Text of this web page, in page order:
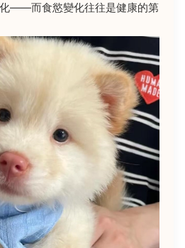
——而食慾變化往往是健康的第